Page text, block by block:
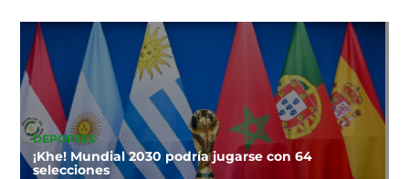
DEPORTES
¡Khe! Mundial 2030 podría jugarse con 64
selecciones